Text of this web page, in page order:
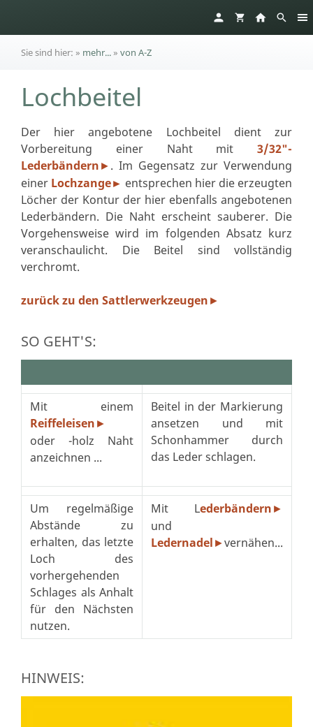
Sie sind hier: » mehr...» von A-Z
Lochbeitel
Der hier angebotene Lochbeitel dient zur
Vorbereitung einer Naht mit 3/32"-
Lederbändern ► . Im Gegensatz zur Verwendung
einer Lochzange► entsprechen hier die erzeugten
Löcher der Kontur der hier ebenfalls angebotenen
Lederbändern. Die Naht erscheint sauberer. Die
Vorgehensweise wird im folgenden Absatz kurz
veranschaulicht. Die Beitel sind vollständig
verchromt.
zurück zu den Sattlerwerkzeugen ►
SO GEHT'S:
Mit einem
Reiffeleisen ►
oder -holz Naht
anzeichnen ...
Beitel in der Markierung
ansetzen und mit
Schonhammer durch
das Leder schlagen.
Um regelmäßige
Abstände zu
erhalten, das letzte
Loch des
vorhergehenden
Schlages als Anhalt
für den Nächsten
nutzen.
Mit Lederbändern ►
und
Ledernadel ►vernähen...
HINWEIS: